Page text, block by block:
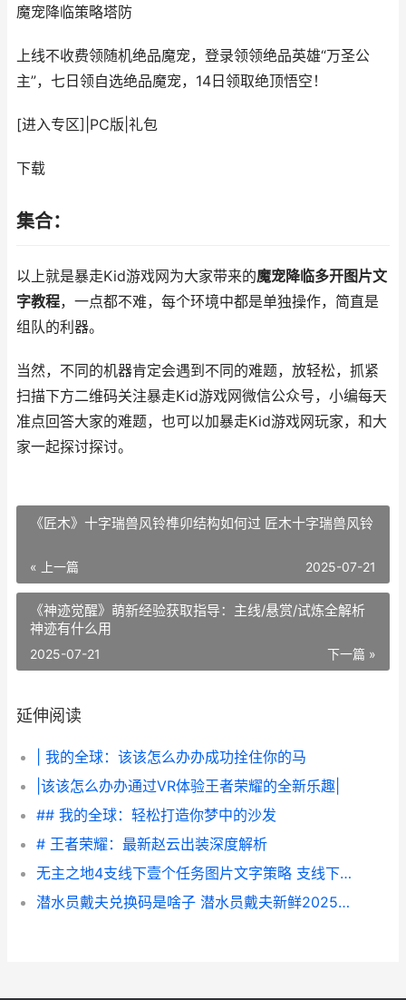
魔宠降临策略塔防
上线不收费领随机绝品魔宠，登录领领绝品英雄“万圣公
主”，七日领自选绝品魔宠，14日领取绝顶悟空！
[进入专区] PC版 礼包
下载
集合：
以上就是暴走Kid游戏网为大家带来的魔宠降临多开图片文
字教程，一点都不难，每个环境中都是单独操作，简直是
组队的利器。
当然，不同的机器肯定会遇到不同的难题，放轻松，抓紧
扫描下方二维码关注暴走Kid游戏网微信公众号，小编每天
准点回答大家的难题，也可以加暴走Kid游戏网玩家，和大
家一起探讨探讨。
《匠木》十字瑞兽风铃榫卯结构如何过 匠木十字瑞兽风铃
« 上一篇 2025-07-21
《神迹觉醒》萌新经验获取指导：主线/悬赏/试炼全解析
神迹有什么用
下一篇 »
2025-07-21
延伸阅读
| 我的全球：该该怎么办办成功拴住你的马
|该该怎么办办通过VR体验王者荣耀的全新乐趣|
## 我的全球：轻松打造你梦中的沙发
# 王者荣耀：最新赵云出装深度解析
无主之地4支线下壹个任务图片文字策略 支线下壹个任务如何做 无主之地4支线任务
潜水员戴夫兑换码是啥子 潜水员戴夫新鲜2025兑换码同享 潜水员戴夫兑换吗